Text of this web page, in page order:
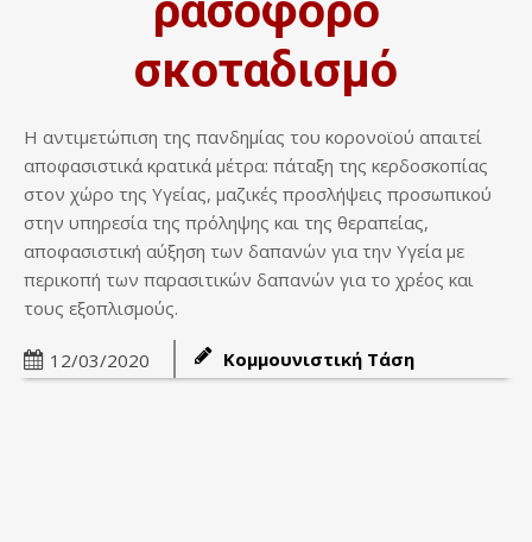
σκοταδισμό
Η αντιμετώπιση της πανδημίας του κορονοϊού απαιτεί
αποφασιστικά κρατικά μέτρα: πάταξη της κερδοσκοπίας
στον χώρο της Υγείας, μαζικές προσλήψεις προσωπικού
στην υπηρεσία της πρόληψης και της θεραπείας,
αποφασιστική αύξηση των δαπανών για την Υγεία με
περικοπή των παρασιτικών δαπανών για το χρέος και
τους εξοπλισμούς.
12/03/2020 Κομμουνιστική Τάση